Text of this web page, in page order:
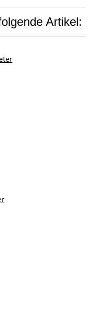
Artikel: